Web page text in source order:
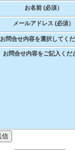
お名前 (必須）
メールアドレス (必須）
お問合せ内容を選択してく
お問合せ内容をご記入くだ